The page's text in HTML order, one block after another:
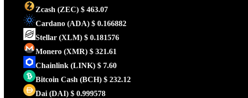
Zcash (ZEC) $ 463.07
Cardano (ADA) $ 0.166882
Stellar (XLM) $ 0.181576
Monero (XMR) $ 321.61
Chainlink (LINK) $ 7.60
Bitcoin Cash (BCH) $ 232.12
Dai (DAI) $ 0.999578